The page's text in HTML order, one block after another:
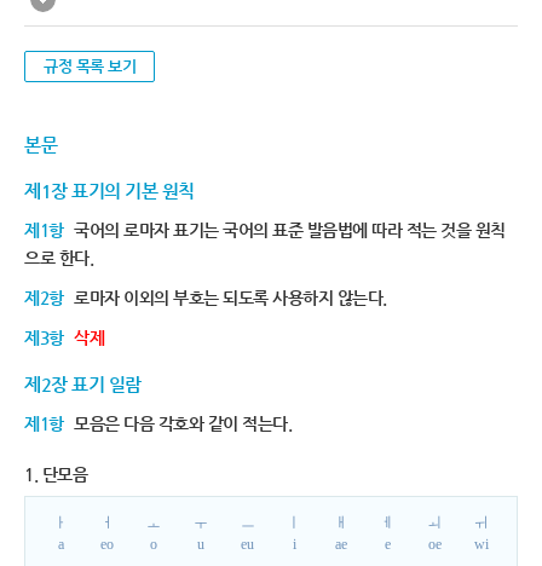
규정 목록 보기
본문
제1장 표기의 기본 원칙
제1항 국어의 로마자 표기는 국어의 표준 발음법에 따라 적는 것을 원칙
으로 한다.
제2항 로마자 이외의 부호는 되도록 사용하지 않는다.
제3항 삭제
제2장 표기 일람
제1항 모음은 다음 각호와 같이 적는다.
1. 단모음
ㅏ
a
ㅓ
eo
ㅗ
o
ㅜ
u
ㅡ
eu
i
ㅐ
ae
ㅔ
e
ㅚ
oe
ㅟ
wi